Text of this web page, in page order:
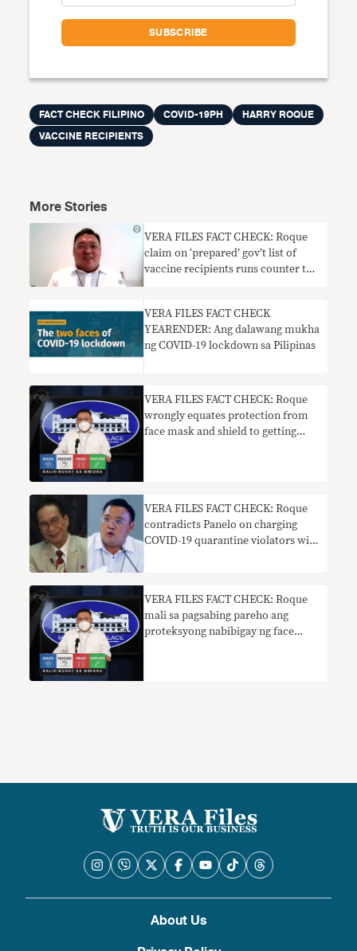
FACT CHECK FILIPINO COVID-19PH
HARRY ROQUE
VACCINE RECIPIENTS
More Stories
VERA FILES FACT CHECK: Roque
claim on ‘prepared’ gov’t list of
vaccine recipients runs counter to
VERA FILES FACT CHECK
YEARENDER: Ang dalawang mukha
ng COVID-19 lockdown sa Pilipinas
VERA FILES FACT CHECK: Roque
wrongly equates protection from
face mask and shield to getting
VERA FILES FACT CHECK: Roque
contradicts Panelo on charging
COVID-19 quarantine violators with
VERA FILES FACT CHECK: Roque
mali sa pagsabing pareho ang
proteksyong nabibigay ng face
About Us